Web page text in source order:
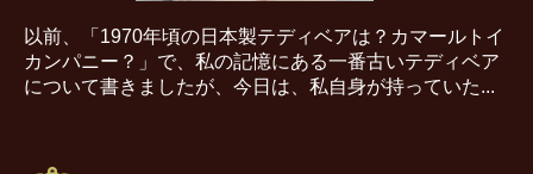
以前、「1970年頃の日本製テディベアは？カマールトイ
カンパニー？」で、私の記憶にある一番古いテディベア
について書きましたが、今日は、私自身が持っていた...